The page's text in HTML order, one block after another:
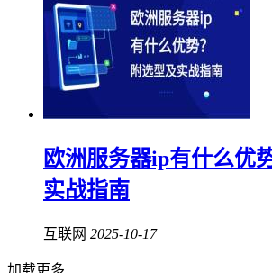
欧洲服务器ip有什么优
实战指南
互联网 2025-10-17
加载更多